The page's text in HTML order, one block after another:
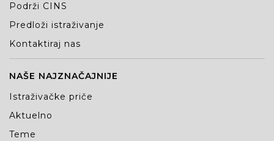
Podrži CINS
Predloži istraživanje
Kontaktiraj nas
NAŠE NAJZNAČAJNIJE
Istraživačke priče
Aktuelno
Teme